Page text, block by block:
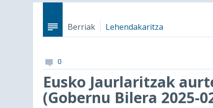
Berriak Lehendakaritza
0
Eusko Jaurlaritzak
(Gobernu Bilera 2025-